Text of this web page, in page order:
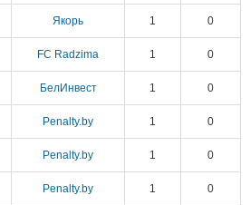
Якорь 1 0
FC Radzima 1 0
БелИнвест 1 0
Penalty.by 1 0
Penalty.by 1 0
Penalty.by 1 0